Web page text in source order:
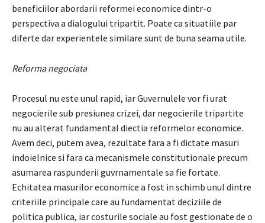
beneficiilor abordarii reformei economice dintr-o
perspectiva a dialogului tripartit. Poate ca situatiile par
diferte dar experientele similare sunt de buna seama utile.
Reforma negociata
Procesul nu este unul rapid, iar Guvernulele vor fi urat
negocierile sub presiunea crizei, dar negocierile tripartite
nu au alterat fundamental diectia reformelor economice.
Avem deci, putem avea, rezultate fara a fi dictate masuri
indoielnice si fara ca mecanismele constitutionale precum
asumarea raspunderii guvrnamentale sa fie fortate.
Echitatea masurilor economice a fost in schimb unul dintre
criteriile principale care au fundamentat deciziile de
politica publica, iar costurile sociale au fost gestionate de o